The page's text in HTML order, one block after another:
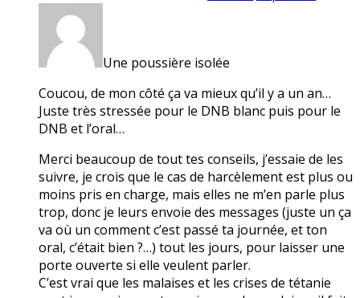
Une poussière isolée
Coucou, de mon côté ça va mieux qu’il y a un an…
Juste très stressée pour le DNB blanc puis pour le
DNB et l’oral…
Merci beaucoup de tout tes conseils, j’essaie de les
suivre, je crois que le cas de harcèlement est plus ou
moins pris en charge, mais elles ne m’en parle plus
trop, donc je leurs envoie des messages (juste un ça
va où un comment c’est passé ta journée, et ton
oral, c’était bien ?…) tout les jours, pour laisser une
porte ouverte si elle veulent parler.
C’est vrai que les malaises et les crises de tétanie